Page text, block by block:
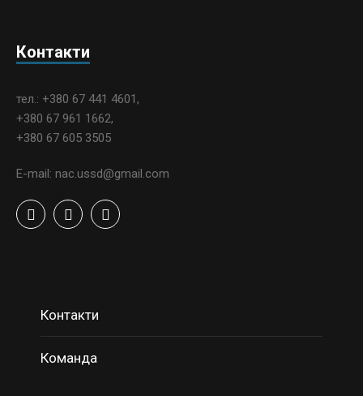
Контакти
тел.: +380 67 441 4601,
+380 67 961 1662,
+380 67 605 3505
E-mail: nac.ussd@gmail.com
Контакти
Команда